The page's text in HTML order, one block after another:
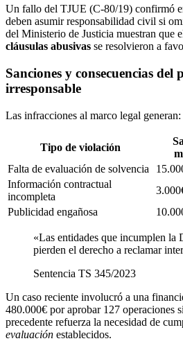
Un fallo del TJUE (C-80/19) confirmó
deben asumir responsabilidad civil si
del Ministerio de Justicia muestran que
cláusulas abusivas se resolvieron a
Sanciones y consecuencias del
irresponsable
Las infracciones al marco legal generan:
Tipo de violación
Falta de evaluación de solvencia
Información contractual
incompleta
Publicidad engañosa
«Las entidades que incumplen la Directiva 2008/48
pierden el derecho a reclamar
Sentencia TS 345/2023
Un caso reciente involucró a una
480.000€ por aprobar 127 operaciones
precedente refuerza la necesidad de
evaluación establecidos.